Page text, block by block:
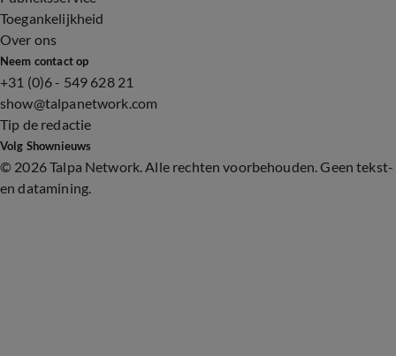
Toegankelijkheid
Over ons
Neem contact op
+31 (0)6 - 549 628 21
show@talpanetwork.com
Tip de redactie
Volg Shownieuws
© 2026 Talpa Network. Alle rechten voorbehouden. Geen tekst-
en datamining.